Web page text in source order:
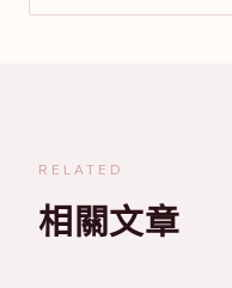
RELATED
相關文章